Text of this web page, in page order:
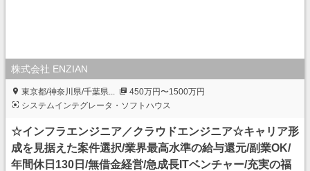
株式会社 ENZIAN
東京都/神奈川県/千葉県...
450万円〜1500万円
システムインテグレータ・ソフトハウス
☆インフラエンジニア／クラウドエンジニア☆キャリア形
成を見据えた案件選択/業界最高水準の給与還元/副業OK/
年間休日130日/無借金経営/急成長ITベンチャー/充実の福